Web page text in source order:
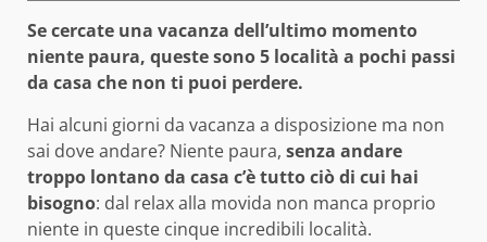
Se cercate una vacanza dell’ultimo momento
niente paura, queste sono 5 località a pochi passi
da casa che non ti puoi perdere.
Hai alcuni giorni da vacanza a disposizione ma non
sai dove andare? Niente paura, senza andare
troppo lontano da casa c’è tutto ciò di cui hai
bisogno: dal relax alla movida non manca proprio
niente in queste cinque incredibili località.